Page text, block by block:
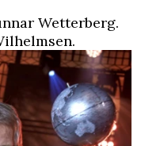
Wetterberg.